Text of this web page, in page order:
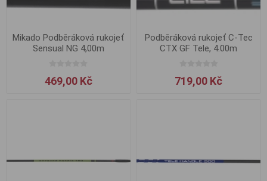
Mikado Podběráková rukojeť
Sensual NG 4,00m
469,00 Kč
Podběráková rukojeť C-Tec
CTX GF Tele, 4.00m
719,00 Kč